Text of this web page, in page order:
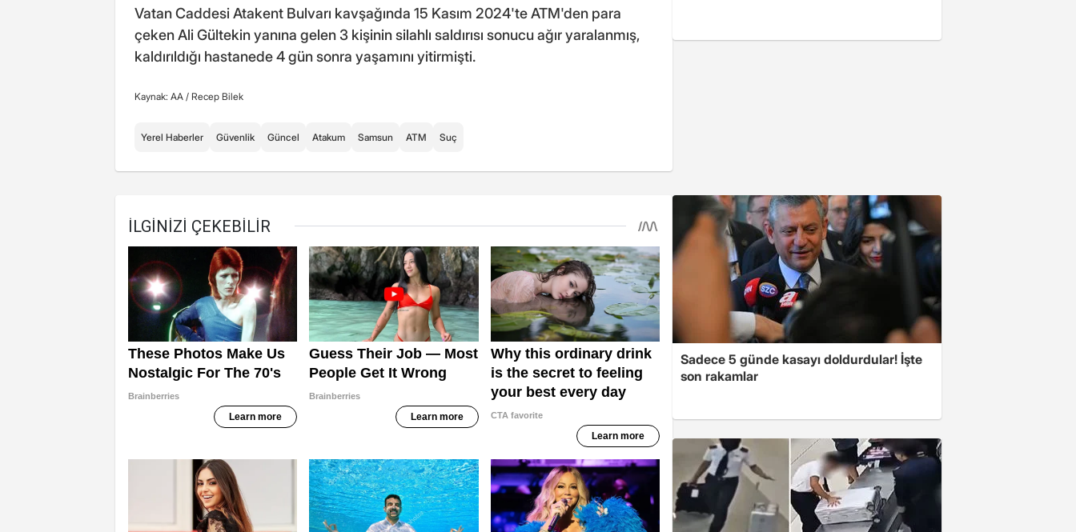
Vatan Caddesi Atakent Bulvarı kavşağında 15 Kasım 2024'te ATM'den para
çeken Ali Gültekin yanına gelen 3 kişinin silahlı saldırısı sonucu ağır yaralanmış,
kaldırıldığı hastanede 4 gün sonra yaşamını yitirmişti.
Kaynak: AA / Recep Bilek
Yerel Haberler Güvenlik Güncel Atakum Samsun ATM Suç
Sadece 5 günde kasayı doldurdular! İşte
son rakamlar